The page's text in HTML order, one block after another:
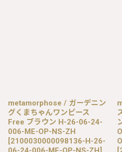
metamorphose / ガーデニン
グくまちゃんワンピース
Free ブラウン H-26-06-24-
006-ME-OP-NS-ZH
[2100030000098136-H-26-